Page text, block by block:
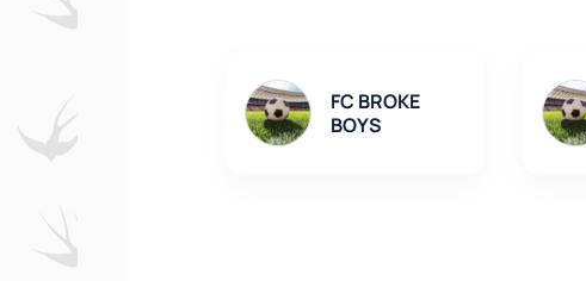
FC BROKE
BOYS